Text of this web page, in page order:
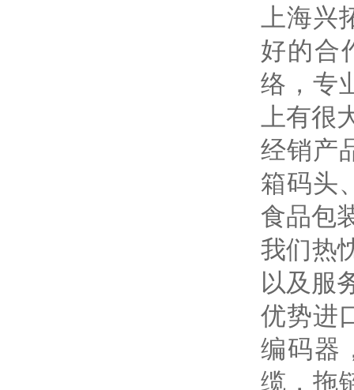
上海
好的合
络，专
上有很
经销产
箱码头
食品包
我们热
以及服
优势进
编码器
缆，拖